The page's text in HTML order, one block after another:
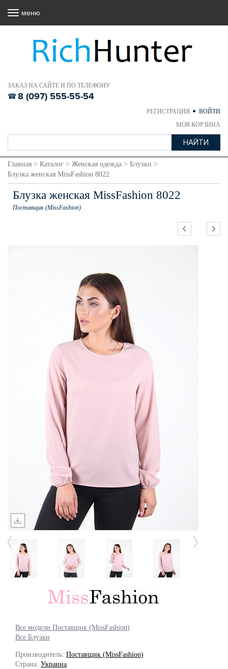
ЗАКАЗ НА САЙТЕ И ПО ТЕЛЕФОНУ
8 (097) 555-55-54
РЕГИСТРАЦИЯ
ВОЙТИ
МОЯ КОРЗИНА
меню
Главная > Каталог > Женская одежда > Блузки >
Блузка женская MissFashion 8022
Блузка женская MissFashion 8022
Поставщик (MissFashion)
Все модели Поставщик (MissFashion)
Все Блузки
Производитель: Поставщик (MissFashion)
Страна: Украина